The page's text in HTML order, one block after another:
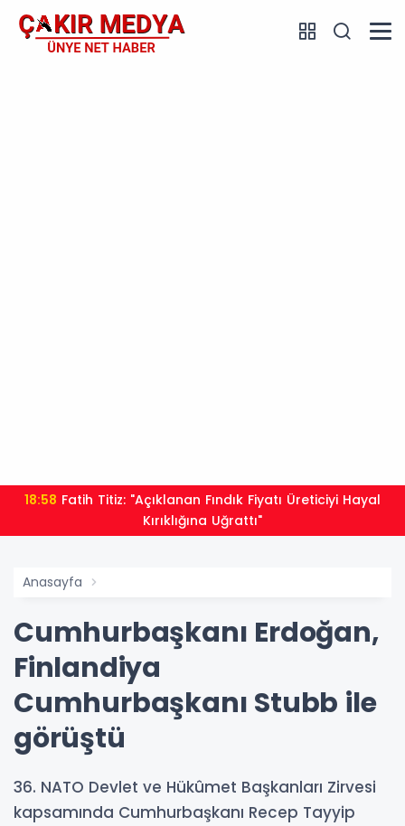
18:58
Kırıklığına Uğrattı"
Anasayfa
Cumhurbaşkanı Erdoğan,
Finlandiya
Cumhurbaşkanı Stubb ile
görüştü
36. NATO Devlet ve Hükûmet Başkanları Zirvesi
kapsamında Cumhurbaşkanı Recep Tayyip